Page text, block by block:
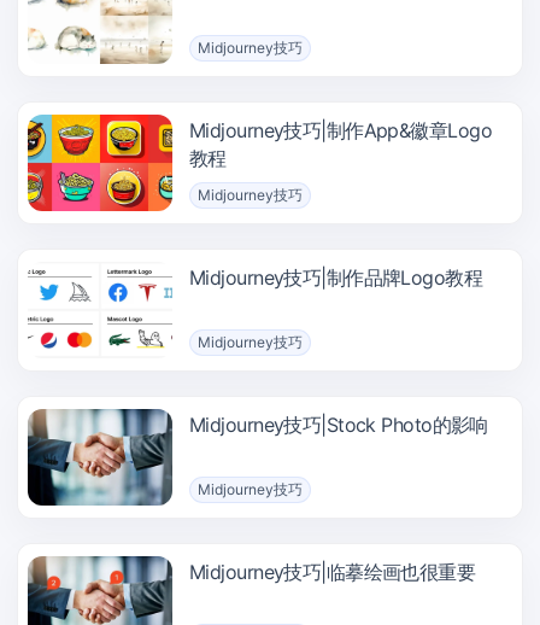
Midjourney技巧
Midjourney技巧|制作App&徽章Logo
教程
Midjourney技巧
Midjourney技巧|制作品牌Logo教程
Midjourney技巧
Midjourney技巧|Stock Photo的影响
Midjourney技巧
Midjourney技巧|临摹绘画也很重要